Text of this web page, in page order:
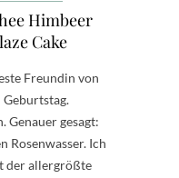
Himbeer
Cake
Freundin von
Genauer gesagt:
Rosenwasser. Ich
der allergrößte